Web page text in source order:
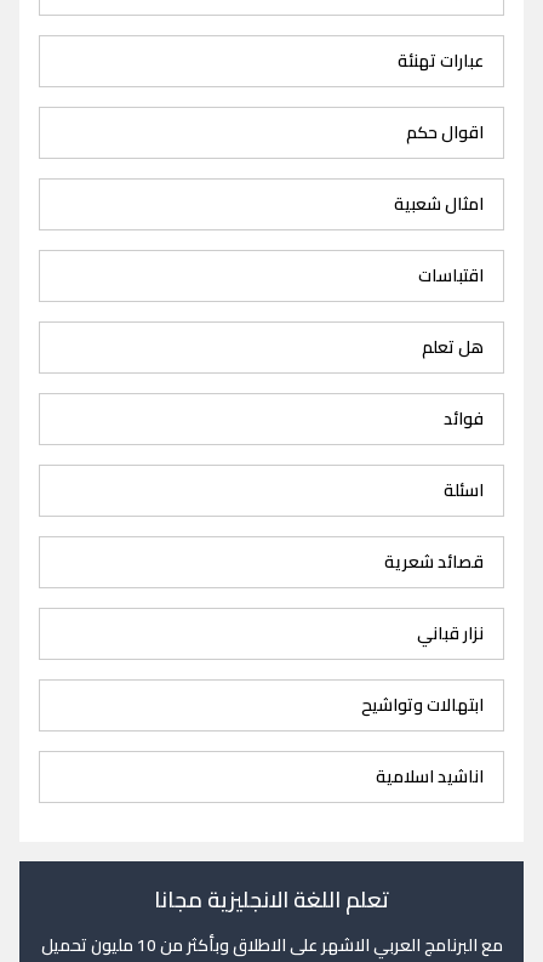
عبارات تهنئة
اقوال حكم
امثال شعبية
اقتباسات
هل تعلم
فوائد
اسئلة
قصائد شعرية
نزار قباني
ابتهالات وتواشيح
اناشيد اسلامية
تعلم اللغة الانجليزية مجانا
مع البرنامج العربي الاشهر على الاطلاق وبأكثر من 10 مليون تحميل